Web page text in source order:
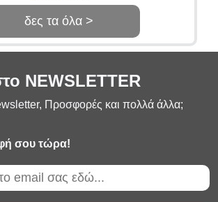
δες τα όλα >
NEWSLETTER
Προσφορές και πολλά άλλα;
σου τώρα!